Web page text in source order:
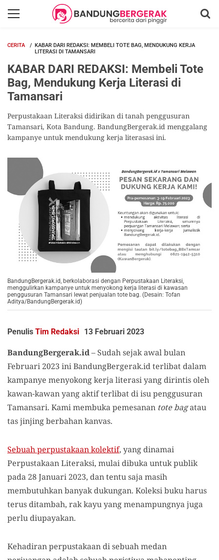
CERITA
KABAR DARI REDAKSI: MEMBELI TOTE BAG, MENDUKUNG KERJA
LITERASI DI TAMANSARI
KABAR DARI REDAKSI: Membeli Tote
Bag, Mendukung Kerja Literasi di
Tamansari
Perpustakaan Literaksi didirikan di tanah penggusuran
Tamansari, Kota Bandung. BandungBergerak.id menggalang
kampanye untuk mendukung kerja literasasi ini.
BandungBergerak.id, berkolaborasi dengan Perpustakaan Literaksi,
menggulirkan kampanye untuk menyokong kerja literasi di kawasan
penggusuran Tamansari lewat penjualan tote bag. (Desain: Tofan
Aditya/BandungBergerak.id)
Penulis Tim Redaksi 13 Februari 2023
BandungBergerak.id– Sudah sejak awal bulan
Februari 2023 ini BandungBergerak.id terlibat dalam
kampanye menyokong kerja literasi yang dirintis oleh
kawan-kawan yang aktif terlibat di isu penggusuran
Tamansari. Kami membuka pemesanan tote bagatau
tas jinjing berbahan kanvas.
Sebuah perpustakaan kolektif, yang dinamai
Perpustakaan Literaksi, mulai dibuka untuk publik
pada 28 Januari 2023, dan tentu saja masih
membutuhkan banyak dukungan. Koleksi buku harus
terus ditambah, rak kayu yang menampungnya juga
perlu diupayakan.
Kehadiran perpustakaan di sebuah medan